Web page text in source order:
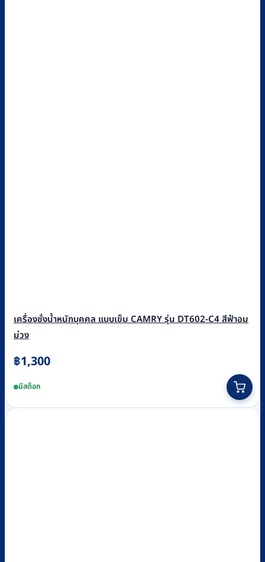
เครื่องชั่งน้ำหนักบุคคล แบบเข็ม CAMRY รุ่น DT602-C4 สีฟ้าอม
ม่วง
฿1,300
มีสต็อก